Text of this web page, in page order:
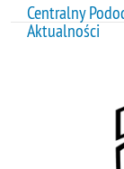
Centralny
Aktualności